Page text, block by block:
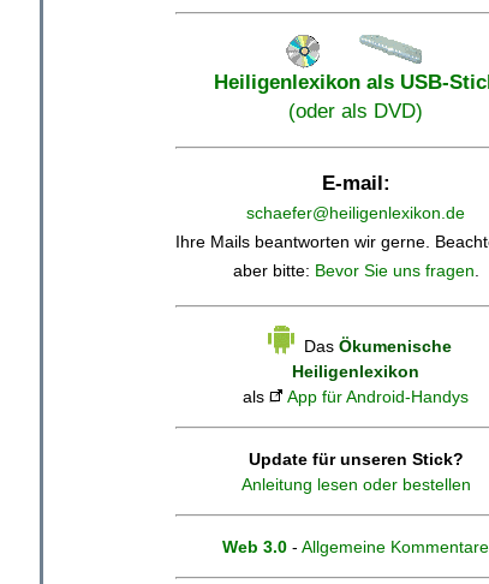
Heiligenlexikon als USB-
(oder als DVD)
E-mail:
schaefer@heiligenlexikon.de
Ihre Mails beantworten wir gerne.
aber bitte: Bevor Sie uns fragen.
Das Ökumenische
Heiligenlexikon
als
App für Android-Handys
Update für unseren Stick?
Anleitung lesen oder bestellen
Web 3.0 - Allgemeine Kommentare